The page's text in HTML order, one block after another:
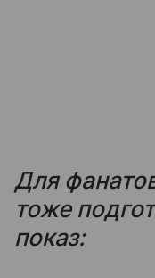
Для
тоже
показ: